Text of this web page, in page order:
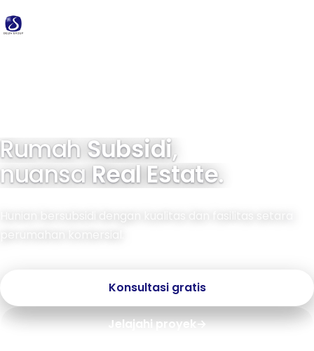
RumahSubsidi,
nuansaReal Estate.
Hunian bersubsidi dengan kualitas dan fasilitas setara
Konsultasi gratis
Jelajahi proyek→